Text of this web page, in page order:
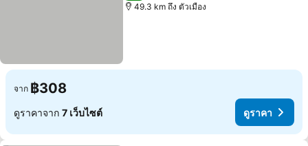
49.3 km ถึง ตัวเมือง
จาก ฿308
ดูราคาจาก 7 เว็บไซต์ ดูราคา